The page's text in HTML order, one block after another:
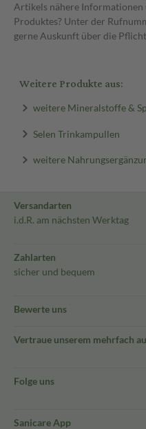
Artikels nähere Informationen
Produktes? Unter der
gerne Auskunft über die
Weitere Produkte aus:
weitere Mineralstoffe &
Selen Trinkampullen
weitere
Versandarten
i.d.R. am nächsten Werktag
Zahlarten
sicher und bequem
Bewerte uns
Vertraue unserem mehrfach
Folge uns
Sanicare App